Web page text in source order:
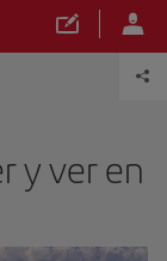
y ver en